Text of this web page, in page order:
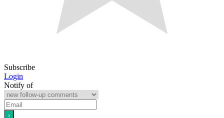
Subscribe
Login
Notify of